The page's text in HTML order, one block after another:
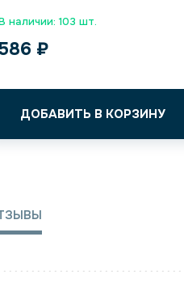
наличии: 103 шт.
₽
ДОБАВИТЬ В КОРЗИНУ